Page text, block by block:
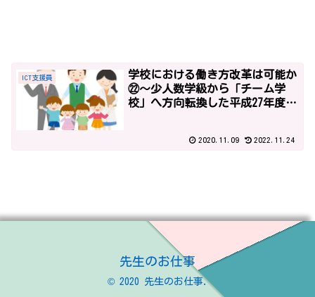
ICT支援員
学校における働き方改革は可能か
㉒～少人数学級から「チーム学
校」へ方向転換した平成27年度予
2020.11.09 2022.11.24
先生のお仕事
© 2020 先生のお仕事.